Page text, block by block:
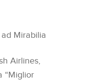
ad Mirabilia
Airlines,
“Miglior